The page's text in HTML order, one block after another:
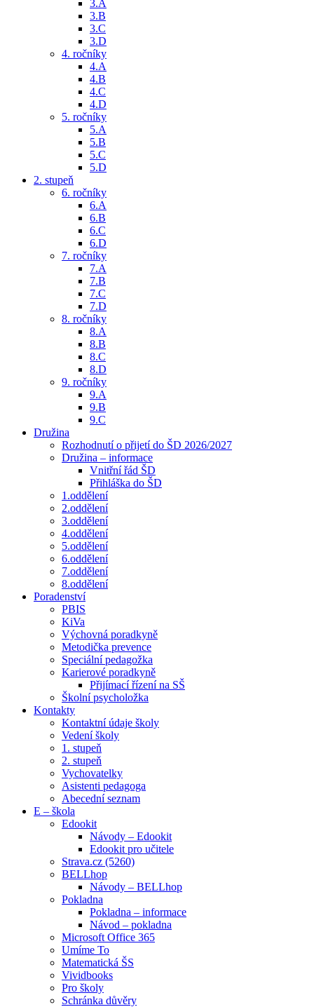
3.A
3.B
3.C
3.D
4. ročníky
4.A
4.B
4.C
4.D
5. ročníky
5.A
5.B
5.C
5.D
2. stupeň
6. ročníky
6.A
6.B
6.C
6.D
7. ročníky
7.A
7.B
7.C
7.D
8. ročníky
8.A
8.B
8.C
8.D
9. ročníky
9.A
9.B
9.C
Družina
Rozhodnutí o přijetí do ŠD 2026/2027
Družina – informace
Vnitřní řád ŠD
Přihláška do ŠD
1.oddělení
2.oddělení
3.oddělení
4.oddělení
5.oddělení
6.oddělení
7.oddělení
8.oddělení
Poradenství
PBIS
KiVa
Výchovná poradkyně
Metodička prevence
Speciální pedagožka
Karierové poradkyně
Přijímací řízení na SŠ
Školní psycholožka
Kontakty
Kontaktní údaje školy
Vedení školy
1. stupeň
2. stupeň
Vychovatelky
Asistenti pedagoga
Abecední seznam
E – škola
Edookit
Návody – Edookit
Edookit pro učitele
Strava.cz (5260)
BELLhop
Návody – BELLhop
Pokladna
Pokladna – informace
Návod – pokladna
Microsoft Office 365
Umíme To
Matematická ŠS
Vividbooks
Pro školy
Schránka důvěry